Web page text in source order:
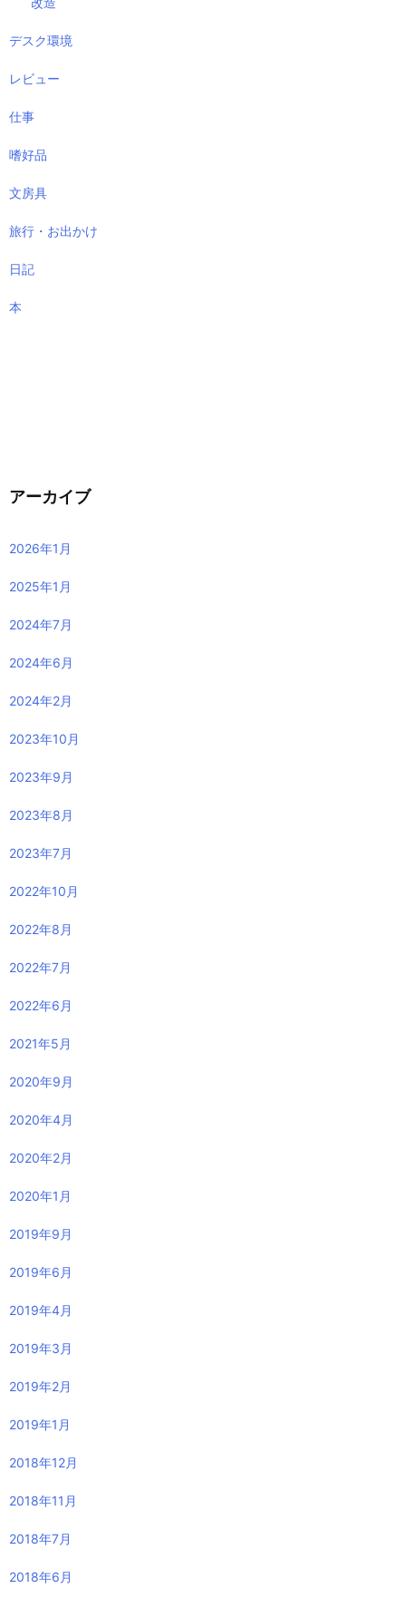
デスク環境
レビュー
仕事
嗜好品
文房具
旅行・お出かけ
日記
本
アーカイブ
2026年1月
2025年1月
2024年7月
2024年6月
2024年2月
2023年10月
2023年9月
2023年8月
2023年7月
2022年10月
2022年8月
2022年7月
2022年6月
2021年5月
2020年9月
2020年4月
2020年2月
2020年1月
2019年9月
2019年6月
2019年4月
2019年3月
2019年2月
2019年1月
2018年12月
2018年11月
2018年7月
2018年6月